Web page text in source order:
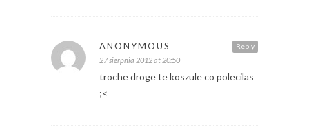
Reply
ANONYMOUS
27 sierpnia 2012 at 20:50
troche droge te koszule co polecilas
;<